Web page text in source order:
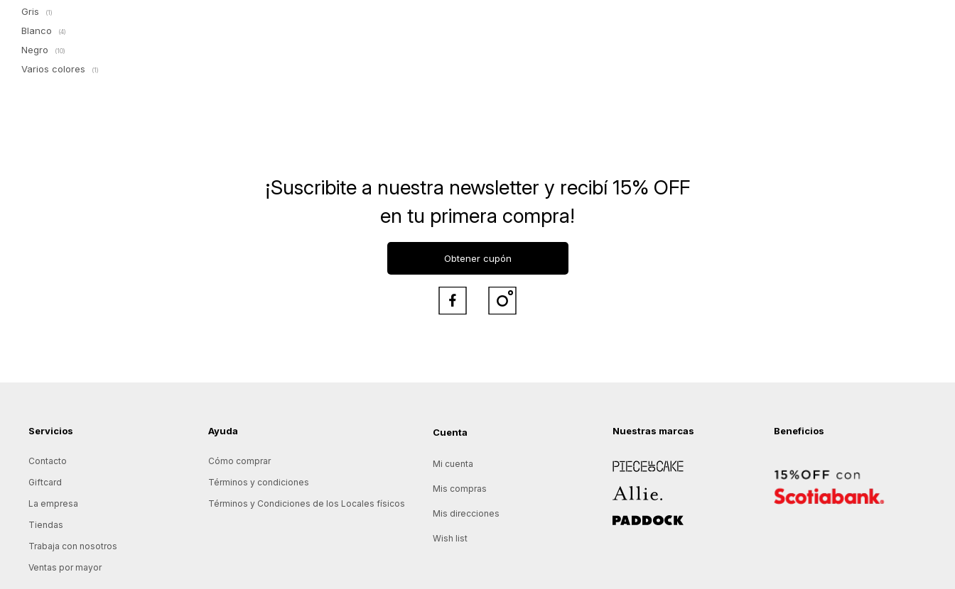
Gris (1)
Blanco (4)
Negro (10)
Varios colores (1)
Servicios
Contacto
Giftcard
La empresa
Tiendas
Trabaja con nosotros
Ventas por mayor
Ayuda
Cómo comprar
Términos y condiciones
Términos y Condiciones de los Locales físicos
Cuenta
Mi cuenta
Mis compras
Mis direcciones
Wish list
Nuestras marcas
Piece of Cake
Allie
Paddock
Beneficios
¡Suscribite a nuestra newsletter y recibí 15% OFF
en tu primera compra!
Obtener cupón
 